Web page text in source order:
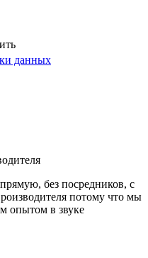
данных
без посредников, с
потому что мы
опытом в звуке